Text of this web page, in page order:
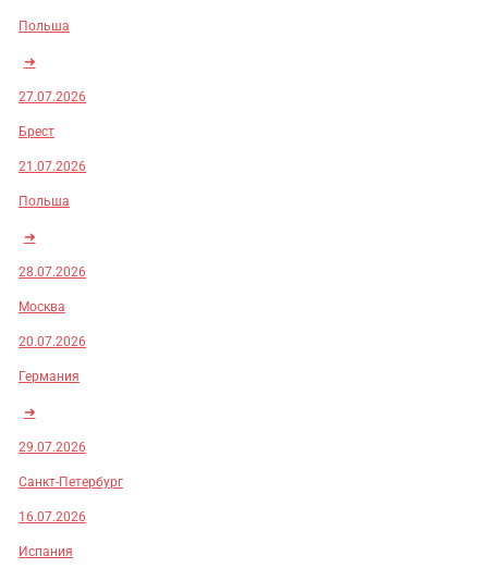
Польша
➜
27.07.2026
Брест
21.07.2026
Польша
➜
28.07.2026
Москва
20.07.2026
Германия
➜
29.07.2026
Санкт-Петербург
16.07.2026
Испания